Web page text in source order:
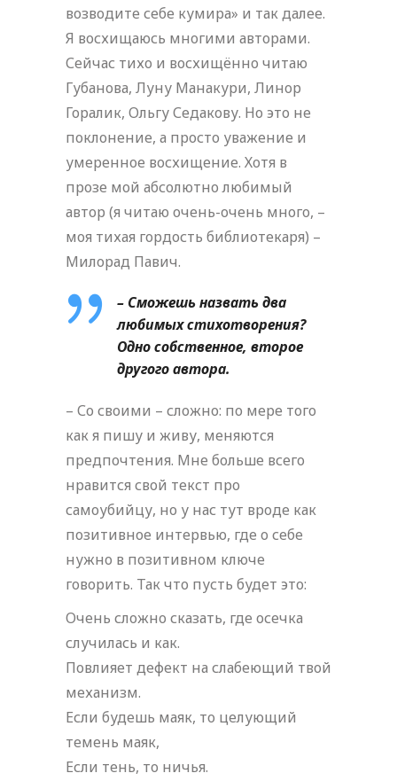
возводите себе кумира» и так далее.
Я восхищаюсь многими авторами.
Сейчас тихо и восхищённо читаю
Губанова, Луну Манакури, Линор
Горалик, Ольгу Седакову. Но это не
поклонение, а просто уважение и
умеренное восхищение. Хотя в
прозе мой абсолютно любимый
автор (я читаю очень-очень много, –
моя тихая гордость библиотекаря) –
Милорад Павич.
– Сможешь назвать два
любимых стихотворения?
Одно собственное, второе
другого автора.
– Со своими – сложно: по мере того
как я пишу и живу, меняются
предпочтения. Мне больше всего
нравится свой текст про
самоубийцу, но у нас тут вроде как
позитивное интервью, где о себе
нужно в позитивном ключе
говорить. Так что пусть будет это:
Очень сложно сказать, где осечка
случилась и как.
Повлияет дефект на слабеющий твой
механизм.
Если будешь маяк, то целующий
темень маяк,
Если тень, то ничья.